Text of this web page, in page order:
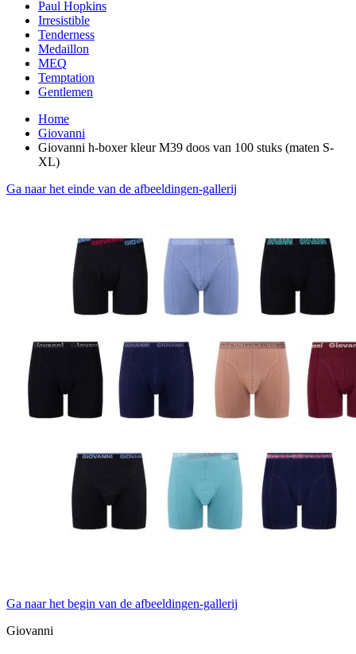
Paul Hopkins
Irresistible
Tenderness
Medaillon
MEQ
Temptation
Gentlemen
Home
Giovanni
Giovanni h-boxer kleur M39 doos van 100 stuks (maten S-
XL)
Ga naar het einde van de afbeeldingen-gallerij
Ga naar het begin van de afbeeldingen-gallerij
Giovanni